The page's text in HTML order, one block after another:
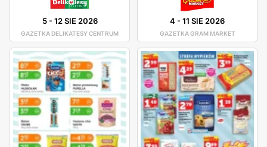
5-12 SIE 2026
GAZETKA DELIKATESY CENTRUM
4 -11 SIE 2026
GAZETKA GRAM MARKET